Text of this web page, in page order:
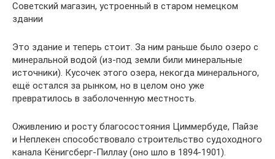
Советский магазин, устроенный в старом немецком
здании
Это здание и теперь стоит. За ним раньше было озеро с
минеральной водой (из-под земли били минеральные
источники). Кусочек этого озера, некогда минерального,
ещё остался за рынком, но в целом оно уже
превратилось в заболоченную местность.
Оживлению и росту благосостояния Циммербуде, Пайзе
и Неплекен способствовало строительство судоходного
канала Кёнигсберг-Пиллау (оно шло в 1894-1901).